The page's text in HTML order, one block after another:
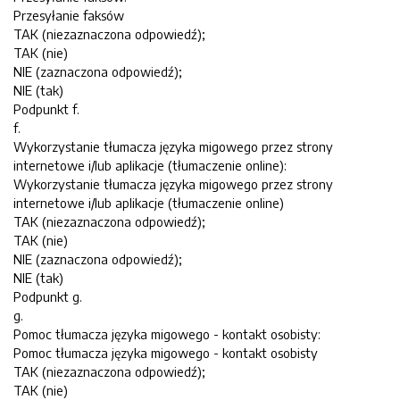
Przesyłanie faksów
TAK (niezaznaczona odpowiedź);
TAK (nie)
NIE (zaznaczona odpowiedź);
NIE (tak)
Podpunkt f.
f.
Wykorzystanie tłumacza języka migowego przez strony
internetowe i/lub aplikacje (tłumaczenie online):
Wykorzystanie tłumacza języka migowego przez strony
internetowe i/lub aplikacje (tłumaczenie online)
TAK (niezaznaczona odpowiedź);
TAK (nie)
NIE (zaznaczona odpowiedź);
NIE (tak)
Podpunkt g.
g.
Pomoc tłumacza języka migowego - kontakt osobisty:
Pomoc tłumacza języka migowego - kontakt osobisty
TAK (niezaznaczona odpowiedź);
TAK (nie)